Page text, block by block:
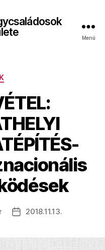
Menü
Bejegyzés
2018.11.13.